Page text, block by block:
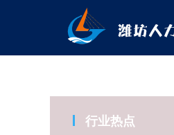
行业热点